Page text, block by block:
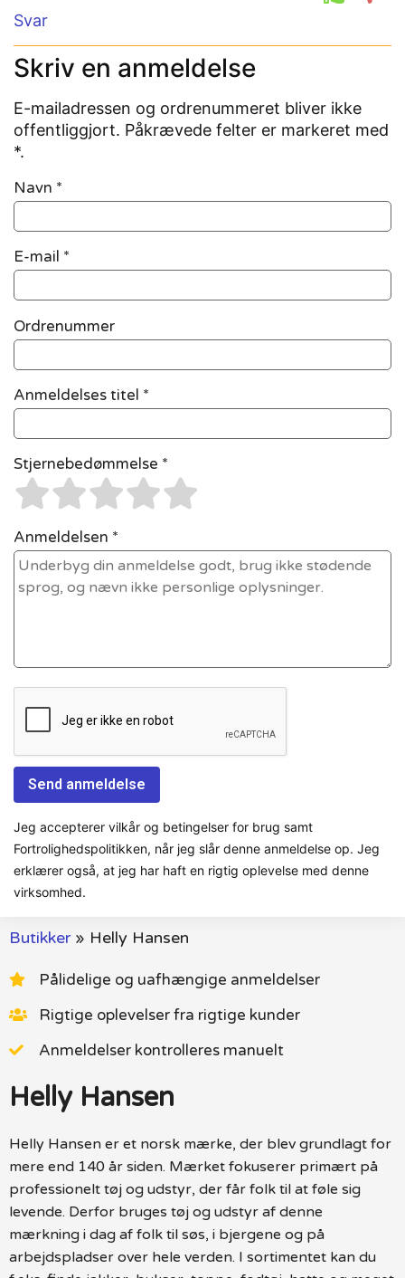
Svar
Skriv en anmeldelse
E-mailadressen og ordrenummeret bliver ikke
offentliggjort. Påkrævede felter er markeret med
*.
Navn *
E-mail *
Ordrenummer
Anmeldelses titel *
Stjernebedømmelse *
Anmeldelsen *
Jeg accepterer vilkår og betingelser for brug samt
Fortrolighedspolitikken, når jeg slår denne anmeldelse op. Jeg
erklærer også, at jeg har haft en rigtig oplevelse med denne
virksomhed.
Butikker» Helly Hansen
Pålidelige og uafhængige anmeldelser
Rigtige oplevelser fra rigtige kunder
Anmeldelser kontrolleres manuelt
Helly Hansen
Helly Hansen er et norsk mærke, der blev grundlagt for
mere end 140 år siden. Mærket fokuserer primært på
professionelt tøj og udstyr, der får folk til at føle sig
levende. Derfor bruges tøj og udstyr af denne
mærkning i dag af folk til søs, i bjergene og på
arbejdspladser over hele verden. I sortimentet kan du